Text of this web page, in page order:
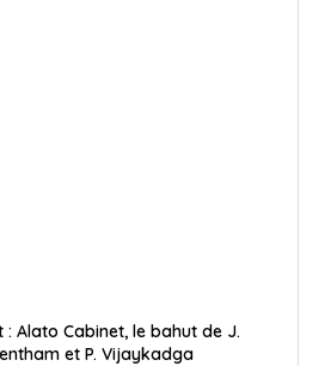
Alato Cabinet, le bahut de J.
et P. Vijaykadga